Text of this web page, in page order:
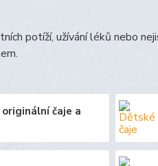
potíží, užívání léků nebo
čaje a